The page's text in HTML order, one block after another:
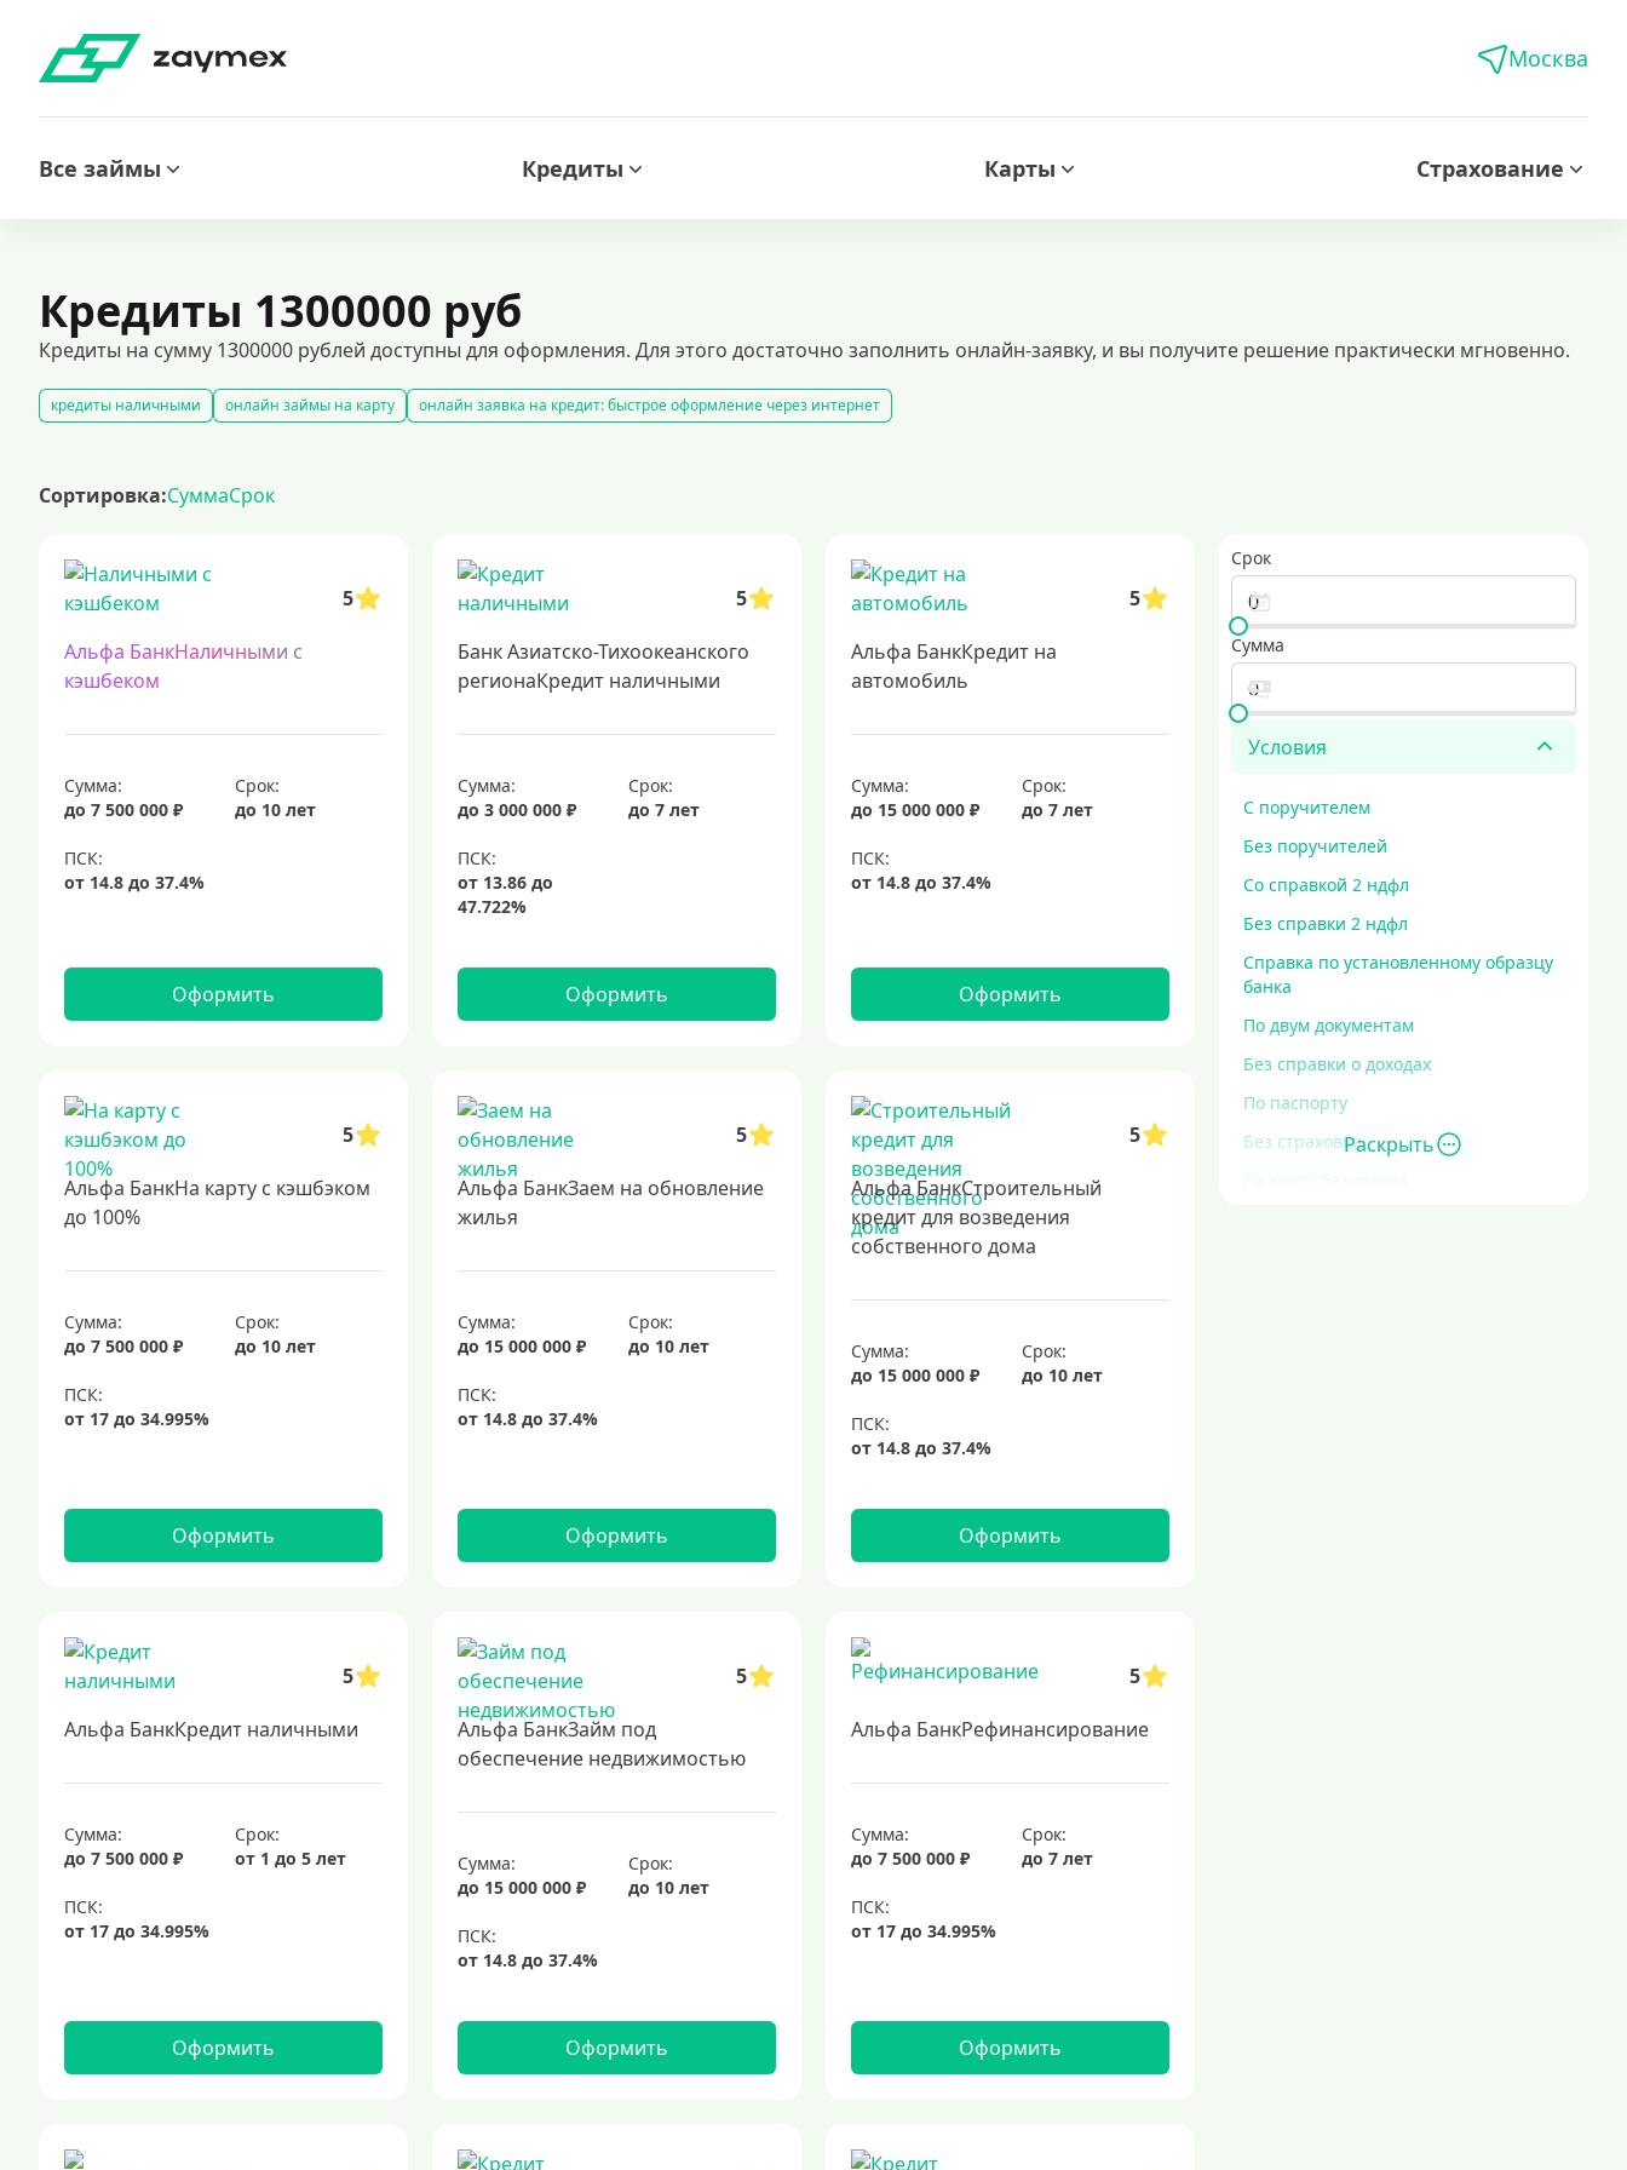
Москва
Все займы Кредиты Карты Страхование
Кредиты 1300000 руб
Кредиты на сумму 1300000 рублей доступны для оформления. Для этого достаточно заполнить онлайн-заявку, и вы получите решение практически мгновенно.
кредиты наличными онлайн займы на карту
онлайн заявка на кредит: быстрое оформление через интернет
лучшие предложения по кредитованию с минимальными ставками и выгодными условиями.
кредиты с 18 лет
кредит на 200000 рублей выгодные кредиты с минимальными ставками подача заявки на кредит в несколько банков одновременно
образовательные кредиты
кредит на строительство жилья: выгодные условия и быстрый процесс оформления. возможность финансирования на всех этапах возведения дома, включая покупку участка и закупку материалов. гибкие сроки и
кредиты без залога
кредит на ремонт кредиты на 5 лет потребительские кредиты
заем наличными для любых нужд
срочный кредит
Сортировка:СуммаСрок
Срок
Сумма
Условия
С поручителем
Без поручителей
Со справкой 2 ндфл
Без справки 2 ндфл
Справка по установленному образцу
банка
По двум документам
Без справки о доходах
По паспорту
Без страховки
На карту без отказа
Раскрыть
5
Альфа БанкНаличными с
кэшбеком
Сумма:
до 7 500 000 ₽
Срок:
до 10 лет
Оформить
5
Банк Азиатско-Тихоокеанского
регионаКредит наличными
Сумма:
до 3 000 000 ₽
Срок:
до 7 лет
Оформить
5
Альфа БанкКредит на
автомобиль
Сумма:
до 15 000 000 ₽
Срок:
до 7 лет
Оформить
5
Альфа БанкНа карту с кэшбэком
до 100%
Сумма:
до 7 500 000 ₽
Срок:
до 10 лет
Оформить
5
Альфа БанкЗаем на обновление
жилья
Сумма:
до 15 000 000 ₽
Срок:
до 10 лет
Оформить
5
Альфа БанкСтроительный
кредит для возведения
собственного дома
Сумма:
до 15 000 000 ₽
Срок:
до 10 лет
Оформить
5
Альфа БанкКредит наличными
Сумма:
до 7 500 000 ₽
Срок:
от 1 до 5 лет
Оформить
5
Альфа БанкЗайм под
обеспечение недвижимостью
Сумма:
до 15 000 000 ₽
Срок:
до 10 лет
Оформить
5
Альфа БанкРефинансирование
Сумма:
до 7 500 000 ₽
Срок:
до 7 лет
Оформить